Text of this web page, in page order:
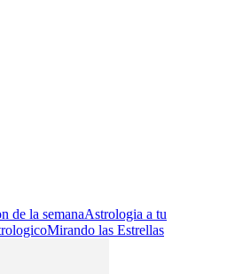
de la semanaAstrologia a tu
Mirando las Estrellas